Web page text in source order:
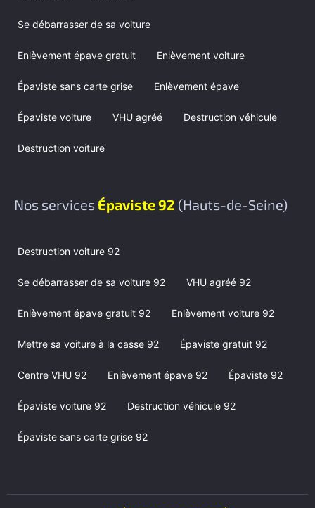
Se débarrasser de sa voiture
Enlèvement épave gratuit Enlèvement voiture
Épaviste sans carte grise Enlèvement épave
Épaviste voiture VHU agréé Destruction véhicule
Destruction voiture
Nos services Épaviste 92 (Hauts-de-Seine)
Destruction voiture 92
Se débarrasser de sa voiture 92 VHU agréé 92
Enlèvement épave gratuit 92 Enlèvement voiture 92
Mettre sa voiture à la casse 92 Épaviste gratuit 92
Centre VHU 92 Enlèvement épave 92 Épaviste 92
Épaviste voiture 92 Destruction véhicule 92
Épaviste sans carte grise 92